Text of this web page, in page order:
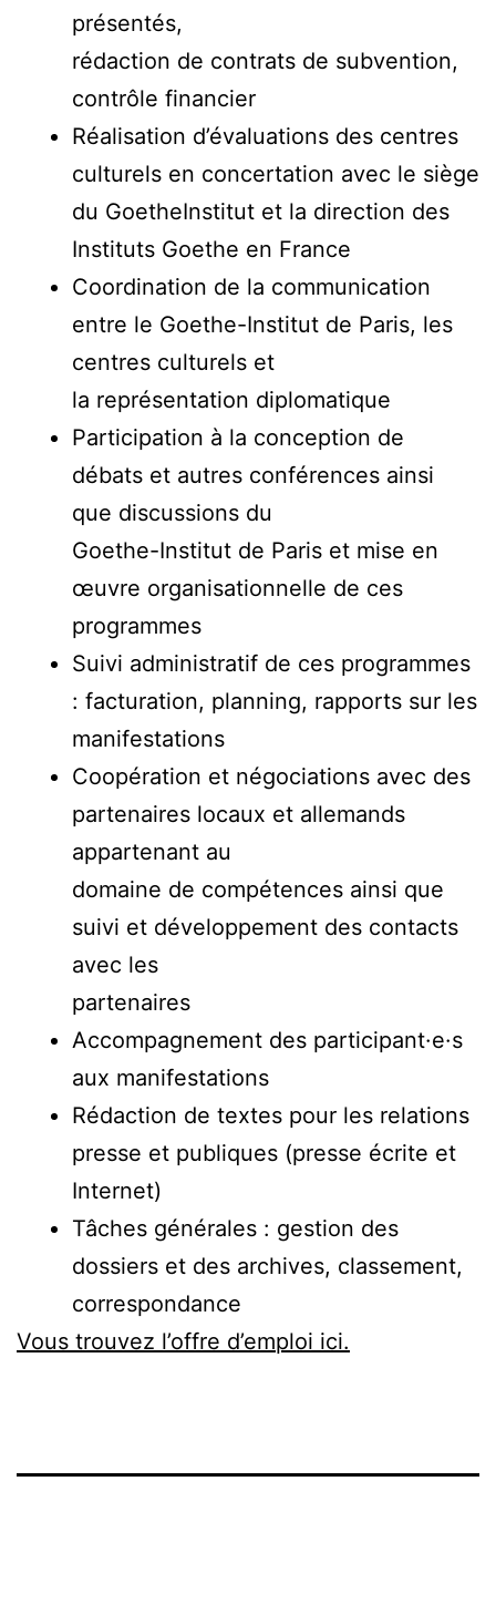
présentés,
rédaction de contrats de subvention,
contrôle financier
Réalisation d’évaluations des centres
culturels en concertation avec le siège
du GoetheInstitut et la direction des
Instituts Goethe en France
Coordination de la communication
entre le Goethe-Institut de Paris, les
centres culturels et
la représentation diplomatique
Participation à la conception de
débats et autres conférences ainsi
que discussions du
Goethe-Institut de Paris et mise en
œuvre organisationnelle de ces
programmes
Suivi administratif de ces programmes
: facturation, planning, rapports sur les
manifestations
Coopération et négociations avec des
partenaires locaux et allemands
appartenant au
domaine de compétences ainsi que
suivi et développement des contacts
avec les
partenaires
Accompagnement des participant·e·s
aux manifestations
Rédaction de textes pour les relations
presse et publiques (presse écrite et
Internet)
Tâches générales : gestion des
dossiers et des archives, classement,
correspondance
Vous trouvez l’offre d’emploi ici.